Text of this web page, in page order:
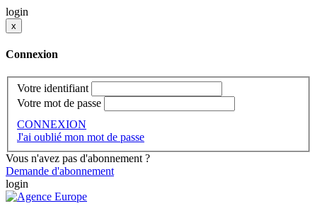
login
x
Connexion
Votre identifiant
Votre mot de passe
CONNEXION
J'ai oublié mon mot de passe
Vous n'avez pas d'abonnement ?
Demande d'abonnement
login